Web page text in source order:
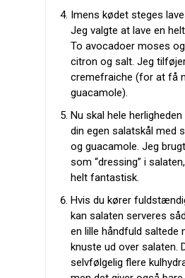
Imens kødet steges
Jeg valgte at lave en
To avocadoer moses
citron og salt. Jeg
cremefraiche (for at få
guacamole).
Nu skal hele
din egen salatskål med
og guacamole. Jeg
som “dressing” i
helt fantastisk.
Hvis du kører
kan salaten serveres
en lille håndfuld saltede
knuste ud over salaten.
selvfølgelig flere